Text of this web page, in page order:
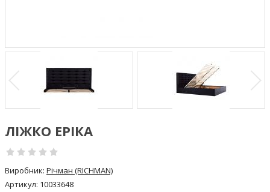
ЛІЖКО ЕРІКА
Виробник: Річман (RICHMAN)
Артикул: 10033648